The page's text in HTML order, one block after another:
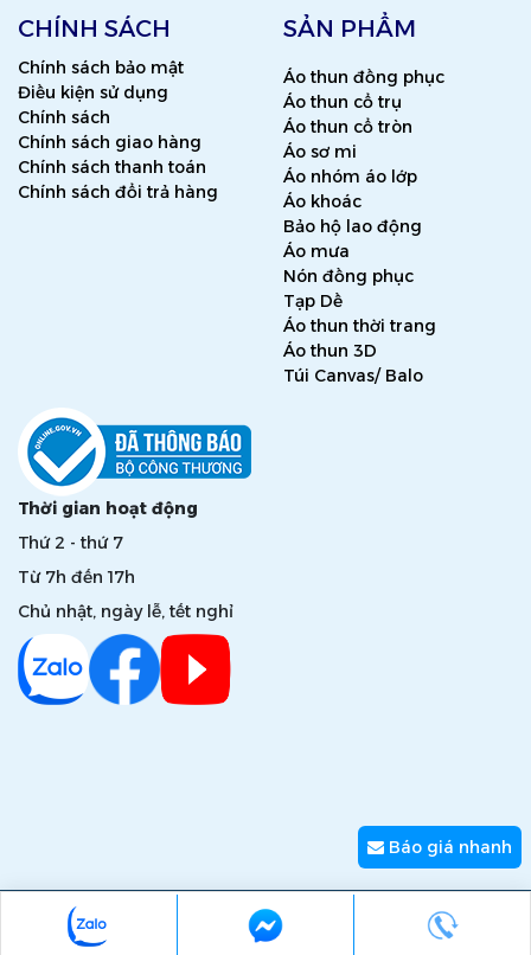
CHÍNH SÁCH
Chính sách bảo mật
Điều kiện sử dụng
Chính sách
Chính sách giao hàng
Chính sách thanh toán
Chính sách đổi trả hàng
SẢN PHẨM
Áo thun đồng phục
Áo thun cổ trụ
Áo thun cổ tròn
Áo sơ mi
Áo nhóm áo lớp
Áo khoác
Bảo hộ lao động
Áo mưa
Nón đồng phục
Tạp Dề
Áo thun thời trang
Áo thun 3D
Túi Canvas/ Balo
Thời gian hoạt động
Thứ 2 - thứ 7
Từ 7h đến 17h
Chủ nhật, ngày lễ, tết nghỉ
Copyright © 2026 zumi.com.vn - Giải pháp nâng tầm giá trị
thương hiệu
Báo giá nhanh